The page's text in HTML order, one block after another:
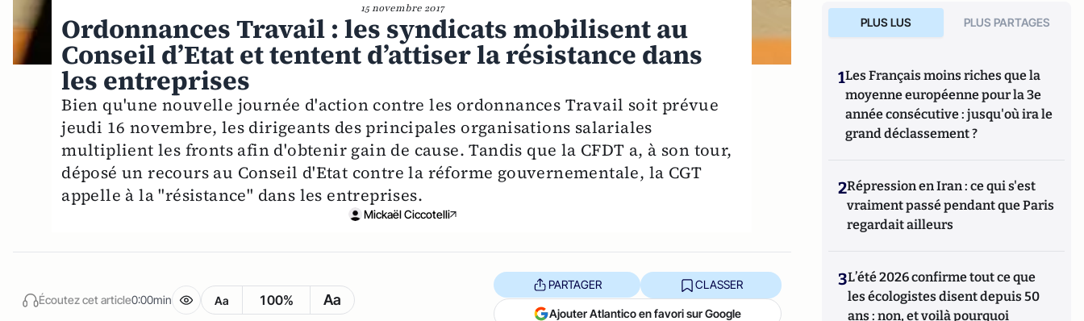
15 novembre 2017
Ordonnances Travail : les syndicats mobilisent au
Conseil d’Etat et tentent d’attiser la résistance dans
les entreprises
Bien qu'une nouvelle journée d'action contre les ordonnances Travail soit prévue
jeudi 16 novembre, les dirigeants des principales organisations salariales
multiplient les fronts afin d'obtenir gain de cause. Tandis que la CFDT a, à son tour,
déposé un recours au Conseil d'Etat contre la réforme gouvernementale, la CGT
appelle à la "résistance" dans les entreprises.
Mickaël Ciccotelli
Écoutez cet article0:00min Aa 100% Aa
PARTAGER CLASSER
Ajouter Atlantico en favori sur Google
PLUS LUS PLUS PARTAGES
1Les Français moins riches que la
moyenne européenne pour la 3e
année consécutive : jusqu'où ira le
grand déclassement ?
2Répression en Iran : ce qui s'est
vraiment passé pendant que Paris
regardait ailleurs
3L’été 2026 confirme tout ce que
les écologistes disent depuis 50
ans : non, et voilà pourquoi